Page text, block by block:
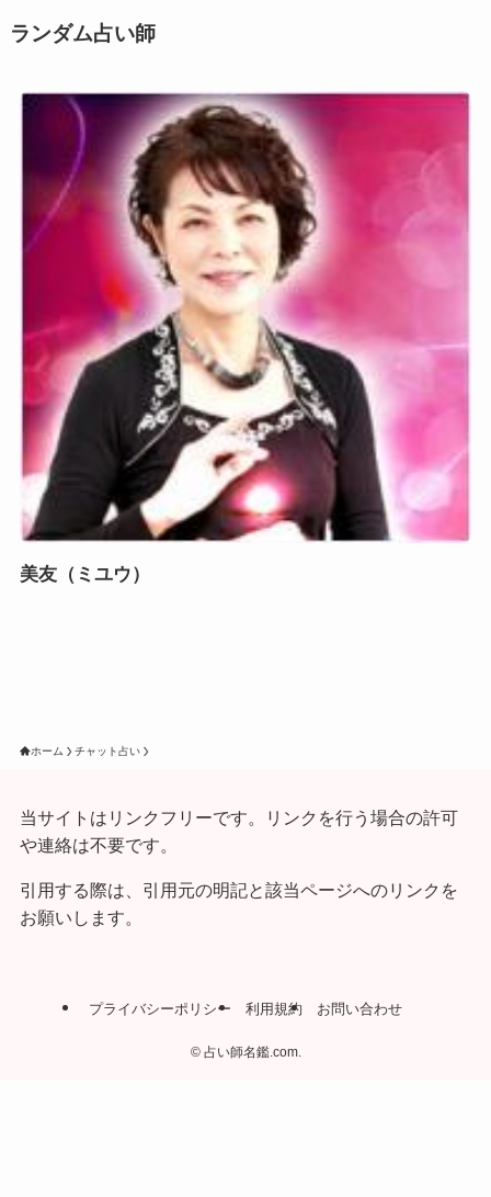
ン
ランダム占い師
美友（ミユウ）
ホーム チャット占い
当サイトはリンクフリーです。リンクを行う場合の許可
や連絡は不要です。
引用する際は、引用元の明記と該当ページへのリンクを
お願いします。
プライバシーポリシー 利用規約 お問い合わせ
©占い師名鑑.com.